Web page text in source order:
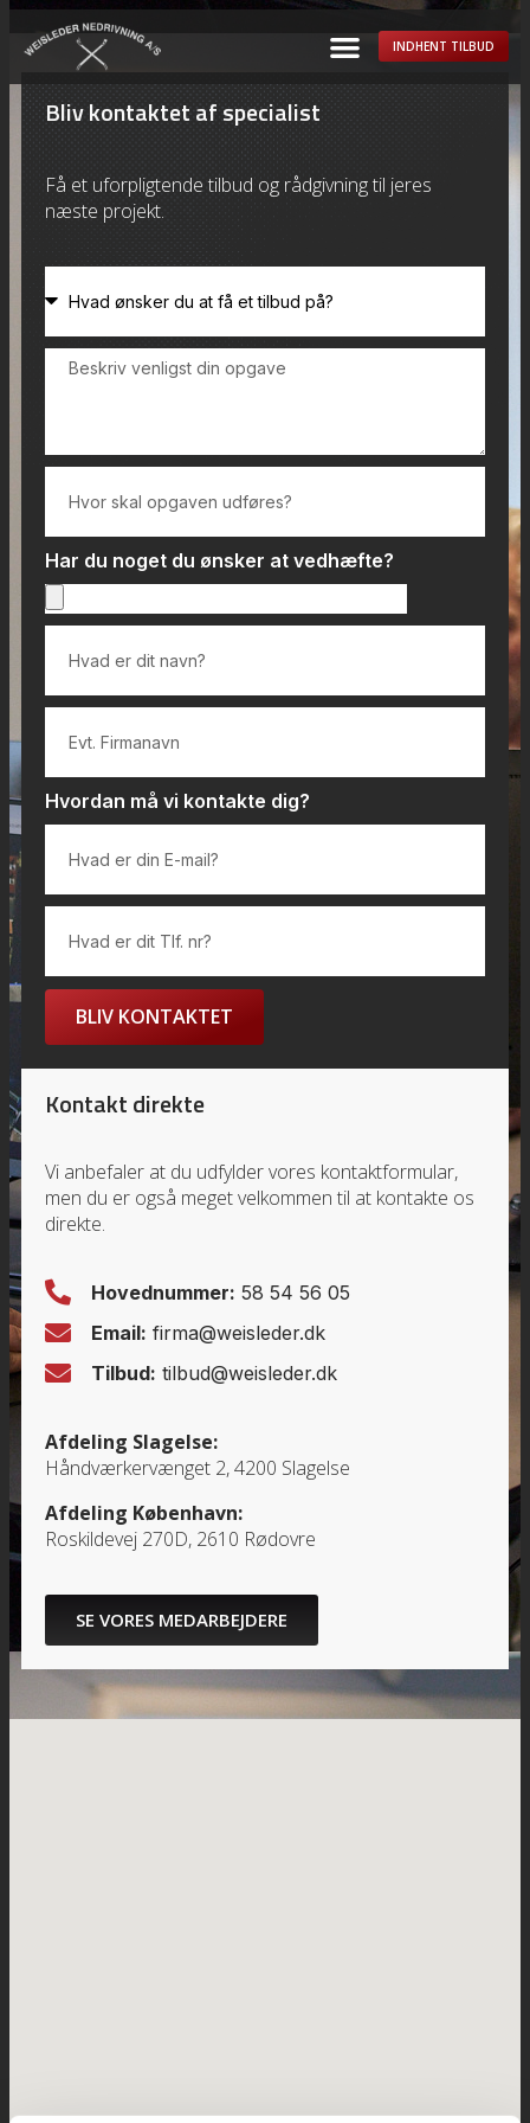
INDHENT TILBUD
Bliv kontaktet af specialist
Få et uforpligtende tilbud og rådgivning til jeres
næste projekt.
Har du noget du ønsker at vedhæfte?
Hvordan må vi kontakte dig?
BLIV KONTAKTET
Kontakt direkte
Vi anbefaler at du udfylder vores kontaktformular,
men du er også meget velkommen til at kontakte os
direkte.
Hovednummer: 58 54 56 05
Email: firma@weisleder.dk
Tilbud: tilbud@weisleder.dk
Afdeling Slagelse:
Håndværkervænget 2, 4200 Slagelse
Afdeling København:
Roskildevej 270D, 2610 Rødovre
SE VORES MEDARBEJDERE